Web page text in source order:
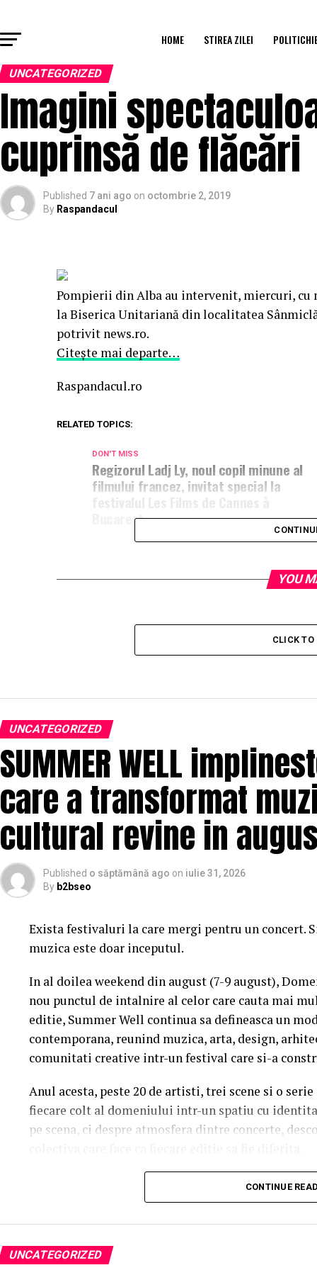
HOME STIREA ZILEI
UNCATEGORIZED
Imagini
cuprinsă de flăcări
Published 7 ani ago on octombrie 2, 2019
By Raspandacul
Pompierii din Alba au intervenit, miercuri,
la Biserica Unitariană din localitatea
potrivit news.ro.
Citește mai departe…
Raspandacul.ro
RELATED TOPICS:
DON'T MISS
Regizorul Ladj Ly, noul copil minune al
filmului francez, invitat special la
Bucarest
YOU
CLICK
UNCATEGORIZED
SUMMER WELL
care a transformat
cultural revine in
Published o săptămână ago on iulie 31, 2026
By b2bseo
Exista festivaluri la care mergi pentru un concert.
muzica este doar inceputul.
In al doilea weekend din august (7-9 august),
nou punctul de intalnire al celor care cauta mai
editie, Summer Well continua sa defineasca un
contemporana, reunind muzica, arta, design,
comunitati creative intr-un festival care si-a
Anul acesta, peste 20 de artisti, trei scene si o
fiecare colt al domeniului intr-un spatiu cu
pe scena, ci despre atmosfera dintre concerte,
Trei scene. Trei universuri. Un singur
sensibilitatea lui Charlotte Cardin si vibe-ul
CONTINUE
UNCATEGORIZED